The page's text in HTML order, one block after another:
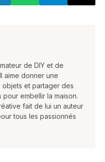
de DIY et de
aime donner une
et partager des
embellir la maison.
fait de lui un auteur
tous les passionnés